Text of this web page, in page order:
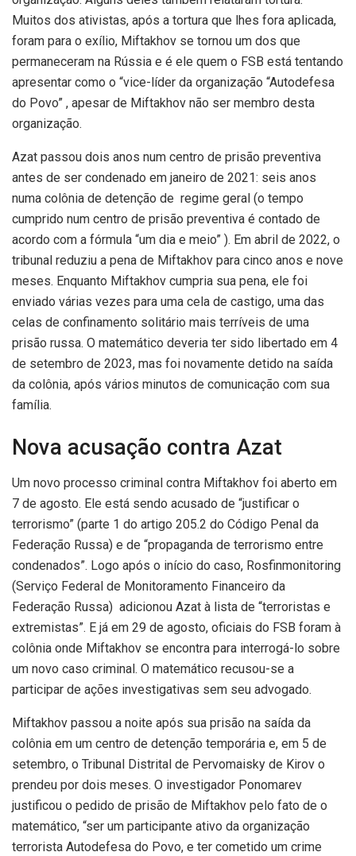
Muitos dos ativistas, após a tortura que lhes fora aplicada,
foram para o exílio, Miftakhov se tornou um dos que
permaneceram na Rússia e é ele quem o FSB está tentando
apresentar como o “vice-líder da organização “Autodefesa
do Povo” , apesar de Miftakhov não ser membro desta
organização.
Azat passou dois anos num centro de prisão preventiva
antes de ser condenado em janeiro de 2021: seis anos
numa colônia de detenção de regime geral (o tempo
cumprido num centro de prisão preventiva é contado de
acordo com a fórmula “um dia e meio” ). Em abril de 2022, o
tribunal reduziu a pena de Miftakhov para cinco anos e nove
meses. Enquanto Miftakhov cumpria sua pena, ele foi
enviado várias vezes para uma cela de castigo, uma das
celas de confinamento solitário mais terríveis de uma
prisão russa. O matemático deveria ter sido libertado em 4
de setembro de 2023, mas foi novamente detido na saída
da colônia, após vários minutos de comunicação com sua
família.
Nova acusação contra Azat
Um novo processo criminal contra Miftakhov foi aberto em
7 de agosto. Ele está sendo acusado de “justificar o
terrorismo” (parte 1 do artigo 205.2 do Código Penal da
Federação Russa) e de “propaganda de terrorismo entre
condenados”. Logo após o início do caso, Rosfinmonitoring
(Serviço Federal de Monitoramento Financeiro da
Federação Russa) adicionou Azat à lista de “terroristas e
extremistas”. E já em 29 de agosto, oficiais do FSB foram à
colônia onde Miftakhov se encontra para interrogá-lo sobre
um novo caso criminal. O matemático recusou-se a
participar de ações investigativas sem seu advogado.
Miftakhov passou a noite após sua prisão na saída da
colônia em um centro de detenção temporária e, em 5 de
setembro, o Tribunal Distrital de Pervomaisky de Kirov o
prendeu por dois meses. O investigador Ponomarev
justificou o pedido de prisão de Miftakhov pelo fato de o
matemático, “ser um participante ativo da organização
terrorista Autodefesa do Povo, e ter cometido um crime